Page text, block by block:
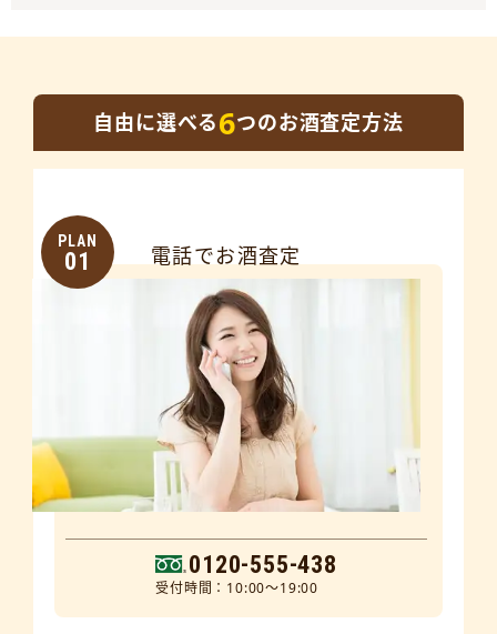
自由に選べる6つのお酒査定方法
PLAN
01 電話でお酒査定
0120-555-438
受付時間：10:00～19:00